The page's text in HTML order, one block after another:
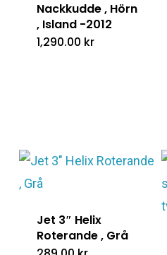
Nackkudde , Hörn
, Island -2012
1,290.00 kr
Jet 3″ Helix
Roterande , Grå